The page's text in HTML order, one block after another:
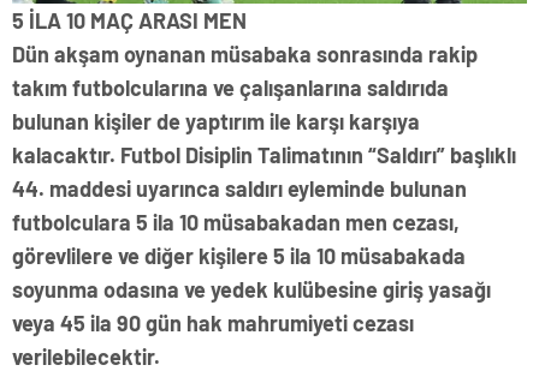
5 İLA 10 MAÇ ARASI MEN
Dün akşam oynanan müsabaka sonrasında rakip
takım futbolcularına ve çalışanlarına saldırıda
bulunan kişiler de yaptırım ile karşı karşıya
kalacaktır. Futbol Disiplin Talimatının “Saldırı” başlıklı
44. maddesi uyarınca saldırı eyleminde bulunan
futbolculara 5 ila 10 müsabakadan men cezası,
görevlilere ve diğer kişilere 5 ila 10 müsabakada
soyunma odasına ve yedek kulübesine giriş yasağı
veya 45 ila 90 gün hak mahrumiyeti cezası
verilebilecektir.